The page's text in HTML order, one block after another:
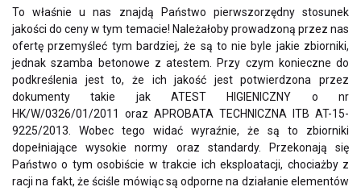
To właśnie u nas znajdą Państwo pierwszorzędny stosunek
jakości do ceny w tym temacie! Należałoby prowadzoną przez nas
ofertę przemyśleć tym bardziej, że są to nie byle jakie zbiorniki,
jednak szamba betonowe z atestem. Przy czym konieczne do
podkreślenia jest to, że ich jakość jest potwierdzona przez
dokumenty takie jak ATEST HIGIENICZNY o nr
HK/W/0326/01/2011 oraz APROBATA TECHNICZNA ITB AT-15-
9225/2013. Wobec tego widać wyraźnie, że są to zbiorniki
dopełniające wysokie normy oraz standardy. Przekonają się
Państwo o tym osobiście w trakcie ich eksploatacji, chociażby z
racji na fakt, że ściśle mówiąc są odporne na działanie elementów